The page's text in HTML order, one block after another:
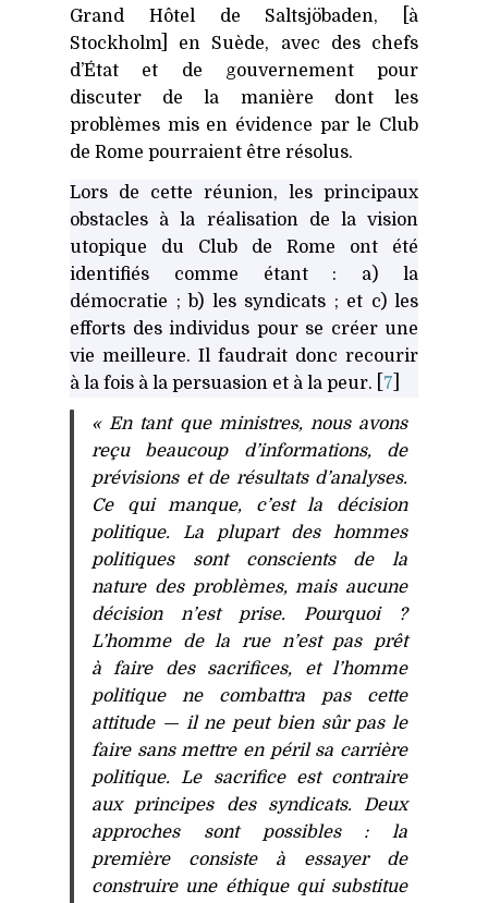
Grand Hôtel de Saltsjöbaden, [à
Stockholm] en Suède, avec des chefs
d’État et de gouvernement pour
discuter de la manière dont les
problèmes mis en évidence par le Club
de Rome pourraient être résolus.
Lors de cette réunion, les principaux
obstacles à la réalisation de la vision
utopique du Club de Rome ont été
identifiés comme étant : a) la
démocratie ; b) les syndicats ; et c) les
efforts des individus pour se créer une
vie meilleure. Il faudrait donc recourir
à la fois à la persuasion et à la peur. [ 7
«En tant que ministres, nous avons
reçu beaucoup d’informations, de
prévisions et de résultats d’analyses.
Ce qui manque, c’est la décision
politique. La plupart des hommes
politiques sont conscients de la
nature des problèmes, mais aucune
décision n’est prise. Pourquoi ?
L’homme de la rue n’est pas prêt
à faire des sacrifices, et l’homme
politique ne combattra pas cette
attitude — il ne peut bien sûr pas le
faire sans mettre en péril sa carrière
politique. Le sacrifice est contraire
aux principes des syndicats. Deux
approches sont possibles : la
première consiste à essayer de
construire une éthique qui substitue